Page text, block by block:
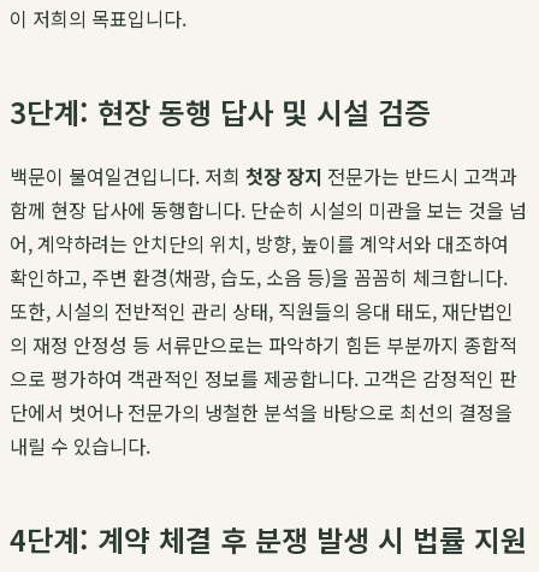
이 저희의 목표입니다.
3단계: 현장 동행 답사 및 시설 검증
백문이 불여일견입니다. 저희 첫장 장지 전문가는 반드시 고객과
함께 현장 답사에 동행합니다. 단순히 시설의 미관을 보는 것을 넘
어, 계약하려는 안치단의 위치, 방향, 높이를 계약서와 대조하여
확인하고, 주변 환경(채광, 습도, 소음 등)을 꼼꼼히 체크합니다.
또한, 시설의 전반적인 관리 상태, 직원들의 응대 태도, 재단법인
의 재정 안정성 등 서류만으로는 파악하기 힘든 부분까지 종합적
으로 평가하여 객관적인 정보를 제공합니다. 고객은 감정적인 판
단에서 벗어나 전문가의 냉철한 분석을 바탕으로 최선의 결정을
내릴 수 있습니다.
4단계: 계약 체결 후 분쟁 발생 시 법률 지원